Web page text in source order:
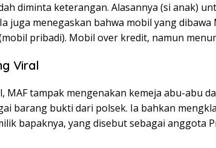
diminta keterangan. Alasannya (si anak)
juga menegaskan bahwa mobil yang dibawa
pribadi). Mobil over kredit, namun
Viral
MAF tampak mengenakan kemeja abu-abu
barang bukti dari polsek. Ia bahkan
bapaknya, yang disebut sebagai anggota